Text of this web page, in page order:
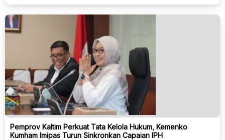
Pemprov Kaltim Perkuat Tata Kelola Hukum, Kemenko
Kumham Imipas Turun Sinkronkan Capaian IPH